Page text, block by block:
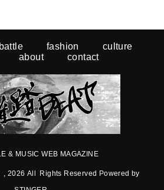
fashion
culture
about contact
& MUSIC WEB MAGAZINE
, 2026 All Rights Reserved Powered by